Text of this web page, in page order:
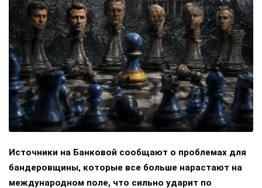
Источники на Банковой сообщают о проблемах для
бандеровщины, которые все больше нарастают на
международном поле, что сильно ударит по